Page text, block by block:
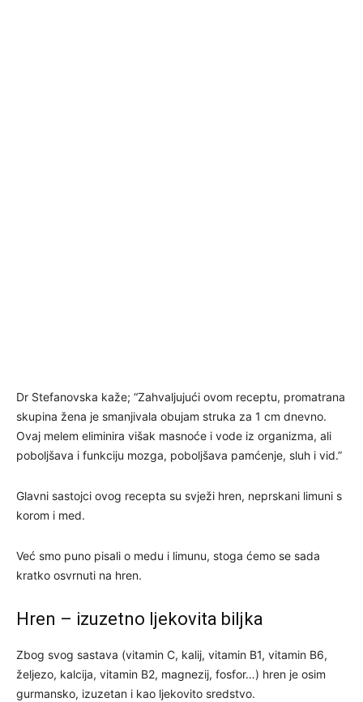
Dr Stefanovska kaže; “Zahvaljujući ovom receptu, promatrana
skupina žena je smanjivala obujam struka za 1 cm dnevno.
Ovaj melem eliminira višak masnoće i vode iz organizma, ali
poboljšava i funkciju mozga, poboljšava pamćenje, sluh i vid.”
Glavni sastojci ovog recepta su svježi hren, neprskani limuni s
korom i med.
Već smo puno pisali o medu i limunu, stoga ćemo se sada
kratko osvrnuti na hren.
Hren – izuzetno ljekovita biljka
Zbog svog sastava (vitamin C, kalij, vitamin B1, vitamin B6,
željezo, kalcija, vitamin B2, magnezij, fosfor…) hren je osim
gurmansko, izuzetan i kao ljekovito sredstvo.